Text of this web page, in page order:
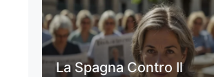
La Spagna Contro Il